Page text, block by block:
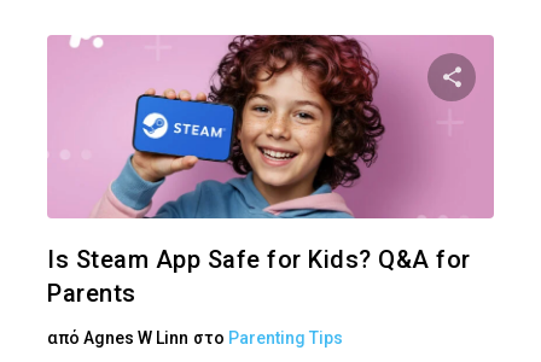
Is Steam App Safe for Kids? Q&A for
Parents
από Agnes W Linn στο Parenting Tips